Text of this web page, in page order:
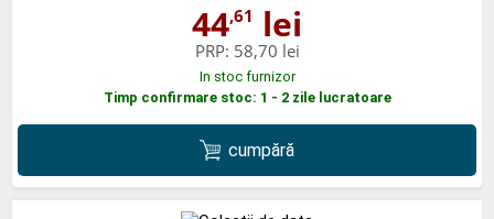
44,61 lei
PRP: 58,70 lei
In stoc furnizor
Timp confirmare stoc: 1 - 2 zile lucratoare
cumpără